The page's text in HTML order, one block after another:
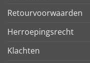
Retourvoorwaarden
Herroepingsrecht
Klachten